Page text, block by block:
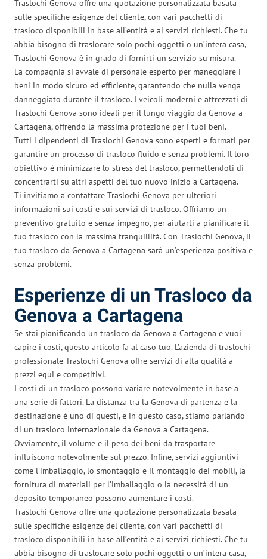
Traslochi Genova offre una quotazione personalizzata basata
sulle specifiche esigenze del cliente, con vari pacchetti di
trasloco disponibili in base all’entità e ai servizi richiesti. Che tu
abbia bisogno di traslocare solo pochi oggetti o un’intera casa,
Traslochi Genova è in grado di fornirti un servizio su misura.
La compagnia si avvale di personale esperto per maneggiare i
beni in modo sicuro ed efficiente, garantendo che nulla venga
danneggiato durante il trasloco. I veicoli moderni e attrezzati di
Traslochi Genova sono ideali per il lungo viaggio da Genova a
Cartagena, offrendo la massima protezione per i tuoi beni.
Tutti i dipendenti di Traslochi Genova sono esperti e formati per
garantire un processo di trasloco fluido e senza problemi. Il loro
obiettivo è minimizzare lo stress del trasloco, permettendoti di
concentrarti su altri aspetti del tuo nuovo inizio a Cartagena.
Ti invitiamo a contattare Traslochi Genova per ulteriori
informazioni sui costi e sui servizi di trasloco. Offriamo un
preventivo gratuito e senza impegno, per aiutarti a pianificare il
tuo trasloco con la massima tranquillità. Con Traslochi Genova, il
tuo trasloco da Genova a Cartagena sarà un’esperienza positiva e
senza problemi.
Esperienze di un Trasloco da
Genova a Cartagena
Se stai pianificando un trasloco da Genova a Cartagena e vuoi
capire i costi, questo articolo fa al caso tuo. L’azienda di traslochi
professionale Traslochi Genova offre servizi di alta qualità a
prezzi equi e competitivi.
I costi di un trasloco possono variare notevolmente in base a
una serie di fattori. La distanza tra la Genova di partenza e la
destinazione è uno di questi, e in questo caso, stiamo parlando
di un trasloco internazionale da Genova a Cartagena.
Ovviamente, il volume e il peso dei beni da trasportare
influiscono notevolmente sul prezzo. Infine, servizi aggiuntivi
come l’imballaggio, lo smontaggio e il montaggio dei mobili, la
fornitura di materiali per l’imballaggio o la necessità di un
deposito temporaneo possono aumentare i costi.
Traslochi Genova offre una quotazione personalizzata basata
sulle specifiche esigenze del cliente, con vari pacchetti di
trasloco disponibili in base all’entità e ai servizi richiesti. Che tu
abbia bisogno di traslocare solo pochi oggetti o un’intera casa,